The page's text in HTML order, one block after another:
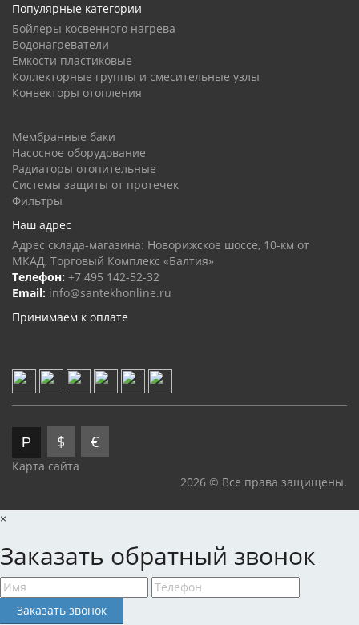
Популярные категории
Бойлеры косвенного нагрева
Водонагреватели
Емкости пластиковые
Коллекторные группы и смесительные узлы
Конвекторы отопления
Мембранные баки
Насосное оборудование
Радиаторы отопительные
Системы защиты от протечек
Фильтры
Наш адрес
Адрес склада-магазина: Новорижское шоссе, 10-км от
МКАД, Торговый Комплекс «Балтия»
Телефон: +7 495 142-52-32
Email: info@santekhonline.ru
Принимаем к оплате
Р $ €
Карта сайта
2026 © Все права защищены.
×
Заказать обратный звонок